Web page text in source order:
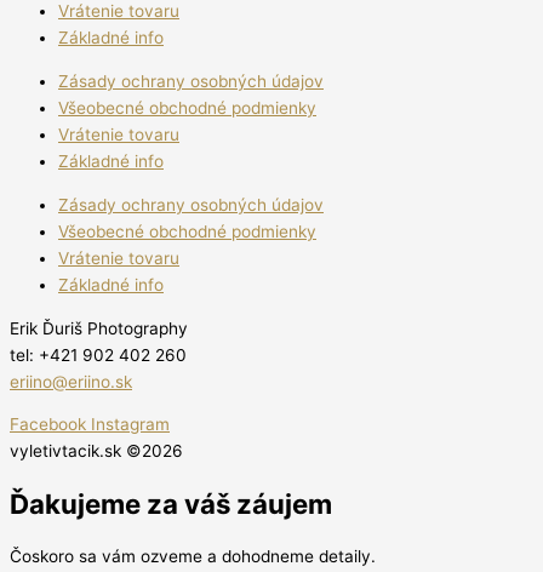
Vrátenie tovaru
Základné info
Zásady ochrany osobných údajov
Všeobecné obchodné podmienky
Vrátenie tovaru
Základné info
Zásady ochrany osobných údajov
Všeobecné obchodné podmienky
Vrátenie tovaru
Základné info
Erik Ďuriš Photography
tel: +421 902 402 260
eriino@eriino.sk
Facebook Instagram
vyletivtacik.sk ©2026
Ďakujeme za váš záujem
Čoskoro sa vám ozveme a dohodneme detaily.